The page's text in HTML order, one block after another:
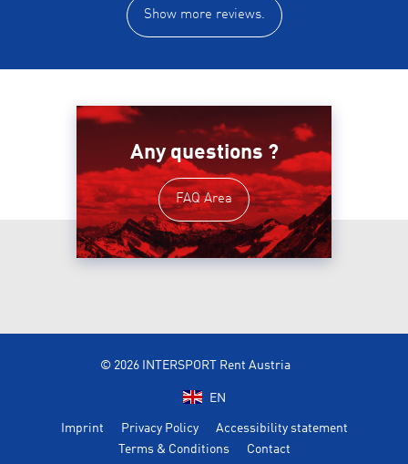
Show more reviews.
Any questions ?
FAQ Area
© 2026 INTERSPORT Rent Austria
EN
Imprint Privacy Policy
Accessibility statement
Terms & Conditions
Contact